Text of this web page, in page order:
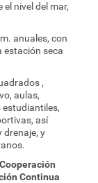
nivel del mar,
anuales, con
estación seca
,
aulas,
estudiantiles,
así
drenaje, y
Cooperación
Continua